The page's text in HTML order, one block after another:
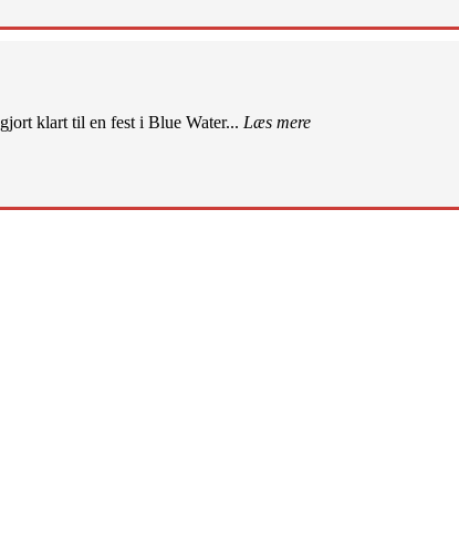
klart til en fest i Blue Water... Læs mere